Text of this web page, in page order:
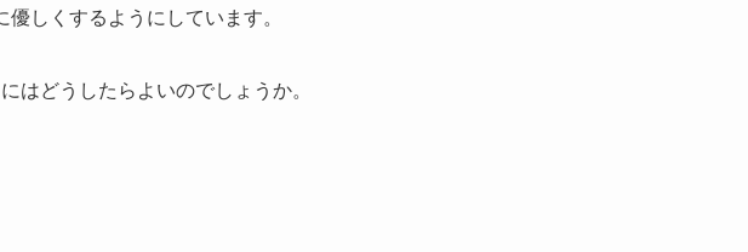
しくするようにしています。
はどうしたらよいのでしょうか。